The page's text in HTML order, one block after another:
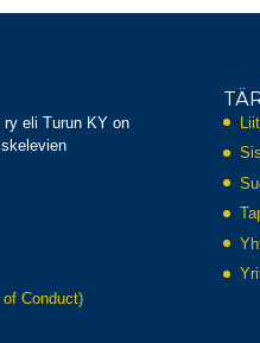
eli Turun KY on
Conduct)